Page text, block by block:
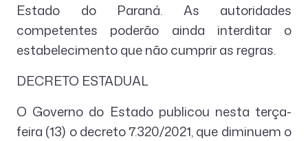
Estado do Paraná. As autoridades
competentes poderão ainda interditar o
estabelecimento que não cumprir as regras.
DECRETO ESTADUAL
O Governo do Estado publicou nesta terça-
feira (13) o decreto 7.320/2021, que diminuem o